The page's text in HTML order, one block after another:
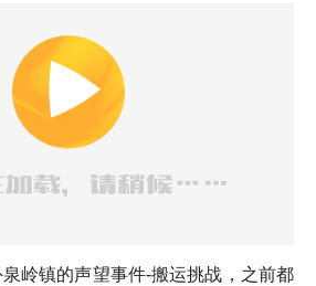
岭镇的声望事件-搬运挑战，之前都